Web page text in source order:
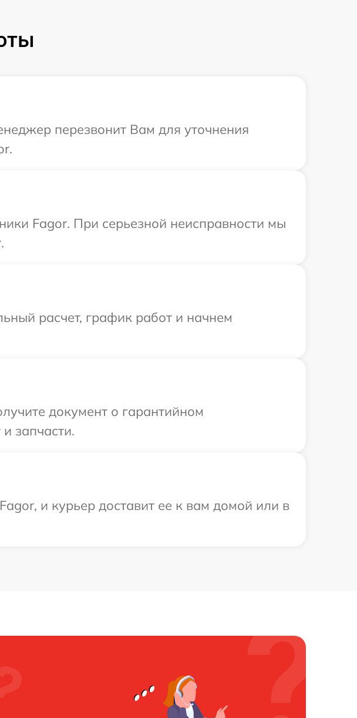
перезвонит Вам для уточнения
Fagor. При серьезной неисправности мы
расчет, график работ и начнем
документ о гарантийном
запчасти.
и курьер доставит ее к вам домой или в